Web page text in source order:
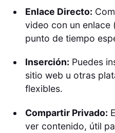
Enlace Directo:
video con un enlace
punto de tiempo
Inserción: Puedes
sitio web u otras
flexibles.
Compartir Privado:
ver contenido, útil